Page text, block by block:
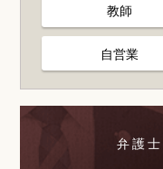
教師
自営業
弁護